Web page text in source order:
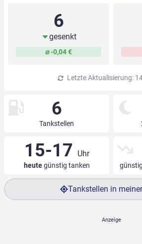
6
gesenkt
⌀ -0,04 €
Letzte Aktualisierung:
6
Tankstellen
15-17 Uhr
heutegünstig tanken
Tankstellen in